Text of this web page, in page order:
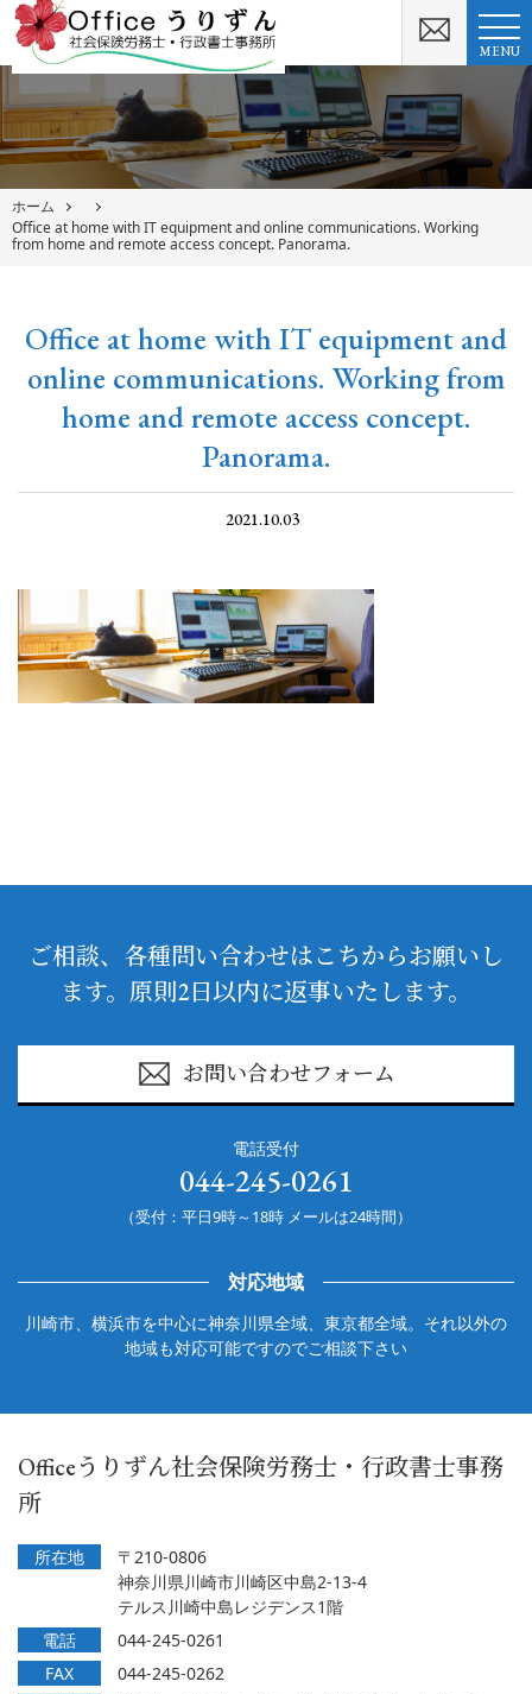
MENU
ホーム
Office at home with IT equipment and online communications. Working
from home and remote access concept. Panorama.
Office at home with IT equipment and
online communications. Working from
home and remote access concept.
Panorama.
2021.10.03
ご相談、各種問い合わせはこちからお願いし
ます。原則2日以内に返事いたします。
お問い合わせフォーム
電話受付
044-245-0261
（受付：平日9時～18時 メールは24時間）
対応地域
川崎市、横浜市を中心に神奈川県全域、東京都全域。それ以外の
地域も対応可能ですのでご相談下さい
Officeうりずん社会保険労務士・行政書士事務
所
所在地
〒210-0806
神奈川県川崎市川崎区中島2-13-4
テルス川崎中島レジデンス1階
電話
044-245-0261
FAX
044-245-0262